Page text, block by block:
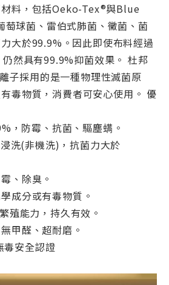
料，包括Oeko-Tex®與Blue
萄球菌、雷伯式肺菌、黴菌、菌
大於99.9%。因此即使布料經過
然具有99.9%抑菌效果。 杜邦
子採用的是一種物理性滅菌原
毒物質，消費者可安心使用。 優
，防霉、抗菌、驅塵螨。
洗(非機洗)，抗菌力大於
、除臭。
成分或有毒物質。
殖能力，持久有效。
甲醛、超耐磨。
安全認證